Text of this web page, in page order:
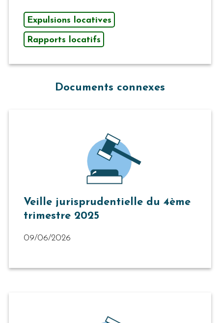
Expulsions locatives
Rapports locatifs
Documents connexes
Veille jurisprudentielle du 4ème
trimestre 2025
09/06/2026